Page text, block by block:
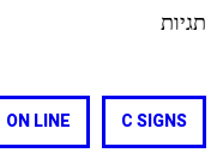
תגיות
C SIGNS
ON LINE